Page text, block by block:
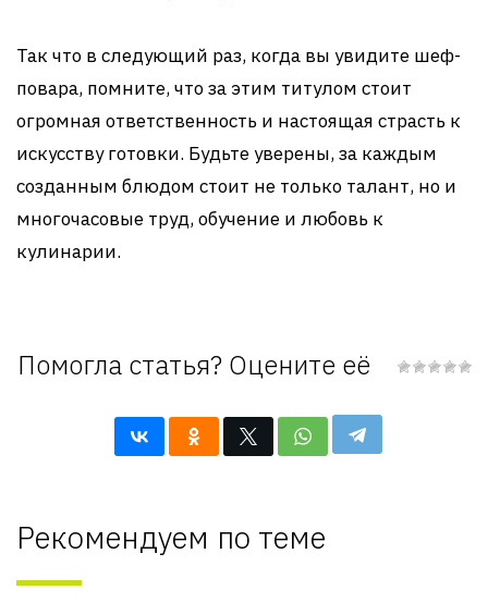
Так что в следующий раз, когда вы увидите шеф-
повара, помните, что за этим титулом стоит
огромная ответственность и настоящая страсть к
искусству готовки. Будьте уверены, за каждым
созданным блюдом стоит не только талант, но и
многочасовые труд, обучение и любовь к
кулинарии.
Помогла статья? Оцените её
Рекомендуем по теме